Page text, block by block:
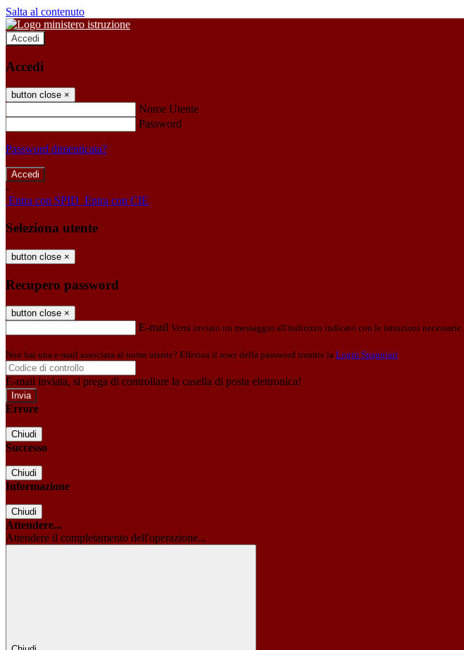
Salta al contenuto
Accedi
Accedi
button close ×
Nome Utente
Password
Password dimenticata?
-
Entra con SPID Entra con CIE
Seleziona utente
button close ×
Recupero password
button close ×
E-mail Verrà inviato un messaggio all'indirizzo indicato con le istruzioni necessarie.
Non hai una e-mail associata al nome utente? Effettua il reset della password tramite la Login Spaggiari
E-mail inviata, si prega di controllare la casella di posta elettronica!
Errore
Chiudi
Successo
Chiudi
Informazione
Chiudi
Attendere...
Attendere il completamento dell'operazione...